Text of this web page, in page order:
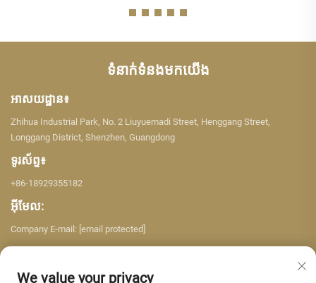
ទំនាក់ទំនងមកយើង
អាសយដ្ឋាន៖
Zhihua Industrial Park, No. 2 Liuyuemadi Street, Henggang Street,
Longgang District, Shenzhen, Guangdong
ទូរស័ព្ទ៖
+86-18929355182
អ៊ីមែល:
Company E-mail: [email protected]
We value your privacy